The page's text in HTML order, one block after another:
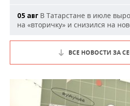
05 авг В Татарстане в июле
на «вторичку» и снизился на
ВСЕ НОВОСТИ ЗА